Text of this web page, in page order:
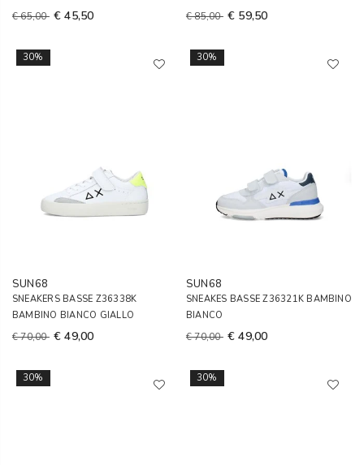
€ 65,00 € 45,50 € 85,00 € 59,50
30%
SUN68
SNEAKERS BASSE Z36338K
BAMBINO BIANCO GIALLO
€ 70,00 € 49,00
30%
SUN68
SNEAKES BASSE Z36321K BAMBINO
BIANCO
€ 70,00 € 49,00
30% 30%